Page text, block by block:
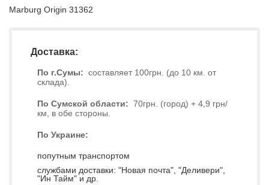
Marburg Origin 31362
Доставка:
По г.Сумы: составляет 100грн. (до 10 км. от
склада).
По Сумской области: 70грн. (город) + 4,9 грн/
км, в обе стороны.
По Украине:
попутным транспортом
службами доставки: "Новая почта", "Деливери",
"Ин Тайм" и др.